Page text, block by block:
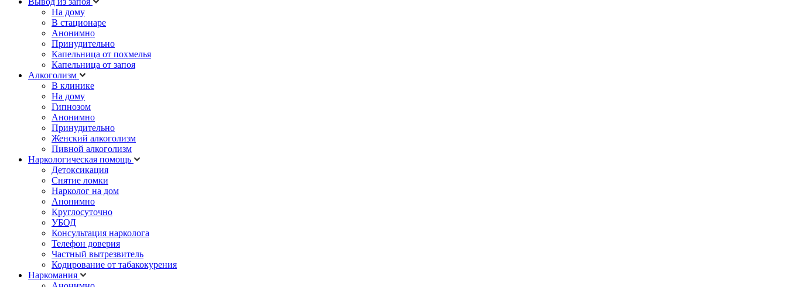
На дому
В стационаре
Анонимно
Принудительно
Капельница от похмелья
Капельница от запоя
Алкоголизм
В клинике
На дому
Гипнозом
Анонимно
Принудительно
Женский алкоголизм
Пивной алкоголизм
Наркологическая помощь
Детоксикация
Снятие ломки
Нарколог на дом
Анонимно
Круглосуточно
УБОД
Консультация нарколога
Телефон доверия
Частный вытрезвитель
Кодирование от табакокурения
Наркомания